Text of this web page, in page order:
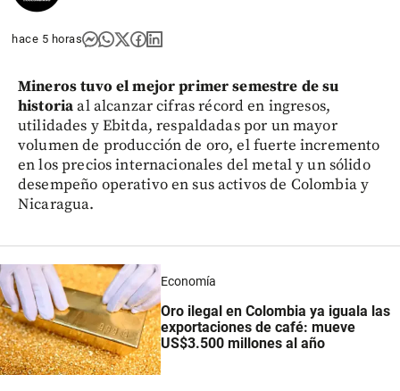
hace 5 horas
Mineros tuvo el mejor primer semestre de su
historiaal alcanzar cifras récord en ingresos,
utilidades y Ebitda, respaldadas por un mayor
volumen de producción de oro, el fuerte incremento
en los precios internacionales del metal y un sólido
desempeño operativo en sus activos de Colombia y
Nicaragua.
Economía
Oro ilegal en Colombia ya iguala las
exportaciones de café: mueve
US$3.500 millones al año